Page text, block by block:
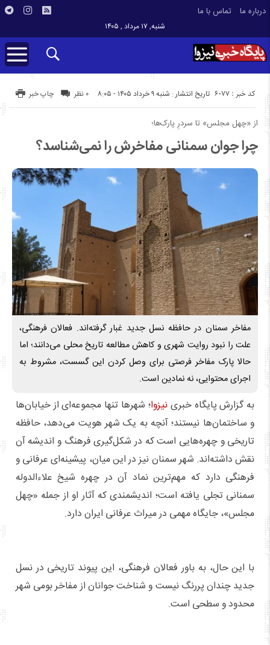
درباره ما تماس با ما
شنبه, ۱۷ مرداد , ۱۴۰۵
تاریخ انتشار : شنبه ۹ خرداد ۱۴۰۵ - ۸:۰۵ کد خبر : 6077 چاپ خبر ۰ نظر
از «چهل مجلس» تا سردرِ پارک‌ها؛
چرا جوان سمنانی مفاخرش را نمی‌شناسد؟
مفاخر سمنان در حافظه نسل جدید غبار گرفته‌اند. فعالان فرهنگی،
علت را نبود روایت شهری و کاهش مطالعه تاریخ محلی می‌دانند؛ اما
حالا پارک مفاخر فرصتی برای وصل کردن این گسست، مشروط به
اجرای محتوایی، نه نمادین است.
به گزارش پایگاه خبرینیزوا؛ شهرها تنها مجموعه‌ای از خیابان‌ها
و ساختمان‌ها نیستند؛ آنچه به یک شهر هویت می‌دهد، حافظه
تاریخی و چهره‌هایی است که در شکل‌گیری فرهنگ و اندیشه آن
نقش داشته‌اند. شهر سمنان نیز در این میان، پیشینه‌ای عرفانی و
فرهنگی دارد که مهم‌ترین نماد آن در چهره شیخ علاءالدوله
سمنانی تجلی یافته است؛ اندیشمندی که آثار او از جمله «چهل
مجلس»، جایگاه مهمی در میراث عرفانی ایران دارد.
با این حال، به باور فعالان فرهنگی، این پیوند تاریخی در نسل
جدید چندان پررنگ نیست و شناخت جوانان از مفاخر بومی شهر
محدود و سطحی است.